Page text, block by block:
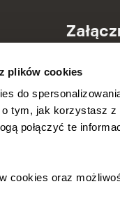
plików cookies
do
tym, jak korzystasz
połączyć te
cookies oraz